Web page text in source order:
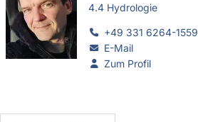
4.4 Hydrologie
+49 331 6264-1559
E-Mail
Zum Profil